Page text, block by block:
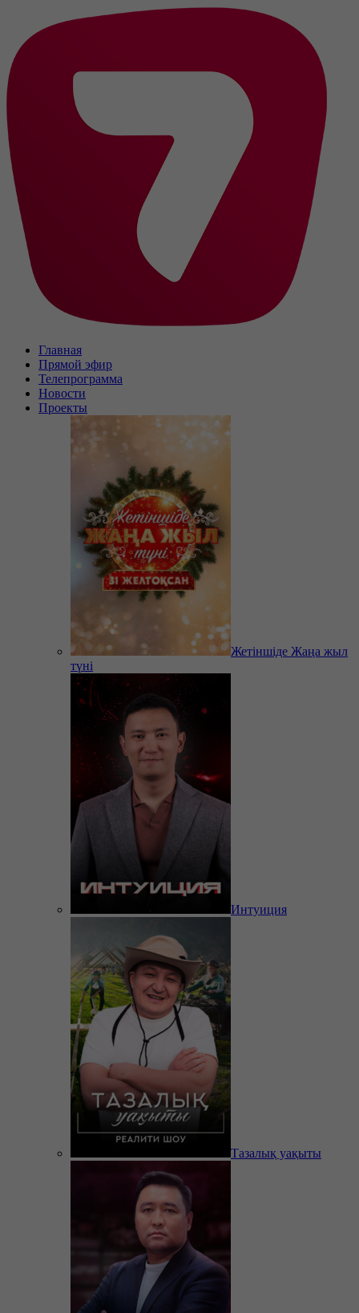
Главная
Прямой эфир
Телепрограмма
Новости
Проекты
Жетіншіде Жаңа жыл
түні
Интуиция
Тазалық уақыты